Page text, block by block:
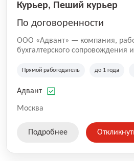
Курьер, Пеший курьер
По договоренности
ООО «Адвант» — компания,
бухгалтерского сопровождения
зарегистрирована в Санкт-
лиц и коммерческих
Прямой работодатель до 1 года
Адвант
Москва
Подробнее